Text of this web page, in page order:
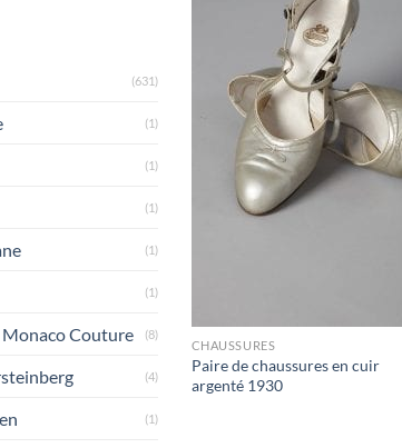
(631)
(1)
(1)
(1)
(1)
(1)
Couture (8)
(4)
(1)
CHAUSSURES
Paire de chaussures en cuir
argenté 1930